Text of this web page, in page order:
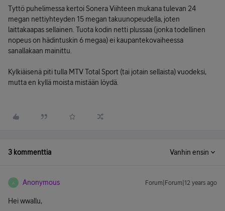
Tyttö puhelimessa kertoi Sonera Viihteen mukana tulevan 24
megan nettiyhteyden 15 megan takuunopeudella, joten
laittakaapas sellainen. Tuota kodin netti plussaa (jonka todellinen
nopeus on hädintuskin 6 megaa) ei kaupantekovaiheessa
sanallakaan mainittu.
Kylkiäisenä piti tulla MTV Total Sport (tai jotain sellaista) vuodeksi,
mutta en kyllä moista mistään löydä.
3 kommenttia Vanhin ensin
A Anonymous Forum|Forum|12 years ago
Hei wwallu,